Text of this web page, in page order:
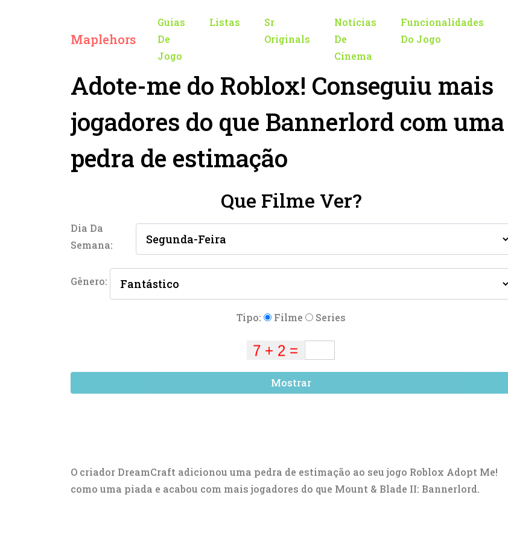
Maplehors
Guias
De
Jogo
Listas
Sr
Originals
Notícias
De
Cinema
Funcionalidades
Do Jogo
Adote-me do Roblox! Conseguiu mais
jogadores do que Bannerlord com uma
pedra de estimação
Que Filme Ver?
Dia Da
Semana:
Gênero:
Tipo: Filme Series
Mostrar
O criador DreamCraft adicionou uma pedra de estimação ao seu jogo Roblox Adopt Me!
como uma piada e acabou com mais jogadores do que Mount & Blade II: Bannerlord.